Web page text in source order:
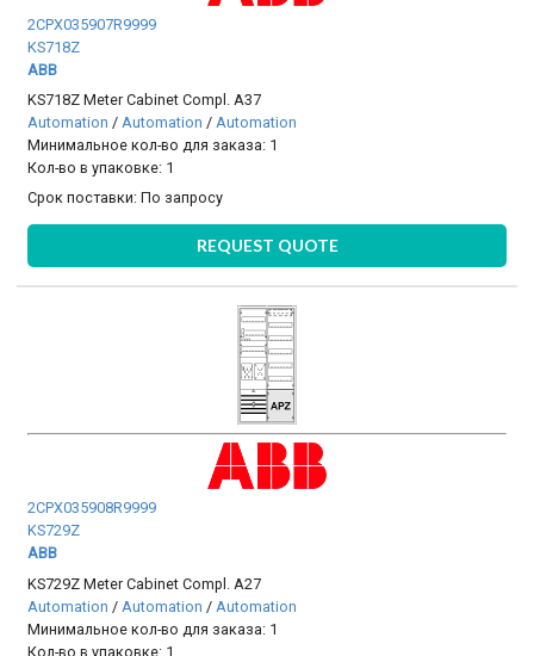
2CPX035907R9999
KS718Z
ABB
KS718Z Meter Cabinet Compl. A37
Automation /Automation /Automation
Минимальное кол-во для заказа: 1
Кол-во в упаковке: 1
Срок поставки:По запросу
REQUEST QUOTE
2CPX035908R9999
KS729Z
ABB
KS729Z Meter Cabinet Compl. A27
Automation / Automation / Automation
Минимальное кол-во для заказа: 1
Кол-во в упаковке: 1